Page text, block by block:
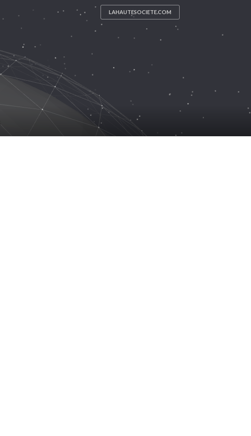
LAHAUTESOCIETE.COM